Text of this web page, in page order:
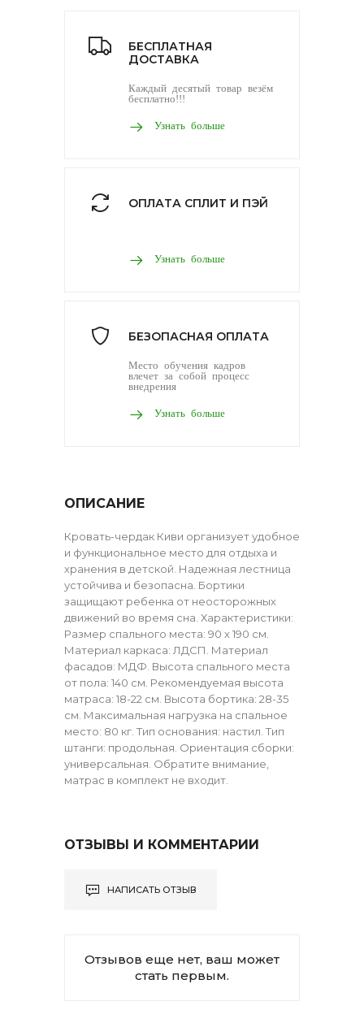
БЕСПЛАТНАЯ
ДОСТАВКА
Каждый десятый товар везём
бесплатно!!!
Узнать больше
ОПЛАТА СПЛИТ И ПЭЙ
Узнать больше
БЕЗОПАСНАЯ ОПЛАТА
Место обучения кадров
влечет за собой процесс
внедрения
Узнать больше
ОПИСАНИЕ
Кровать-чердак Киви организует удобное
и функциональное место для отдыха и
хранения в детской. Надежная лестница
устойчива и безопасна. Бортики
защищают ребенка от неосторожных
движений во время сна. Характеристики:
Размер спального места: 90 х 190 см.
Материал каркаса: ЛДСП. Материал
фасадов: МДФ. Высота спального места
от пола: 140 см. Рекомендуемая высота
матраса: 18-22 см. Высота бортика: 28-35
см. Максимальная нагрузка на спальное
место: 80 кг. Тип основания: настил. Тип
штанги: продольная. Ориентация сборки:
универсальная. Обратите внимание,
матрас в комплект не входит.
ОТЗЫВЫ И КОММЕНТАРИИ
НАПИСАТЬ ОТЗЫВ
Отзывов еще нет, ваш может
стать первым.